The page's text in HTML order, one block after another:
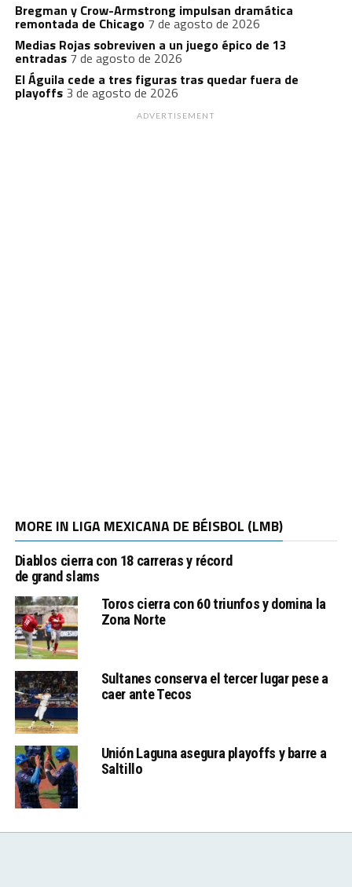
Bregman y Crow-Armstrong impulsan dramática
remontada de Chicago 7 de agosto de 2026
Medias Rojas sobreviven a un juego épico de 13
entradas 7 de agosto de 2026
El Águila cede a tres figuras tras quedar fuera de
playoffs 3 de agosto de 2026
ADVERTISEMENT
MORE IN LIGA MEXICANA DE BÉISBOL (LMB)
Diablos cierra con 18 carreras y récord
de grand slams
Toros cierra con 60 triunfos y domina la
Zona Norte
Sultanes conserva el tercer lugar pese a
caer ante Tecos
Unión Laguna asegura playoffs y barre a
Saltillo